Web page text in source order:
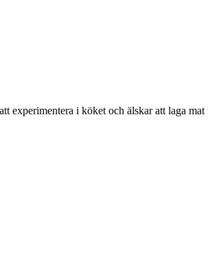
experimentera i köket och älskar att laga